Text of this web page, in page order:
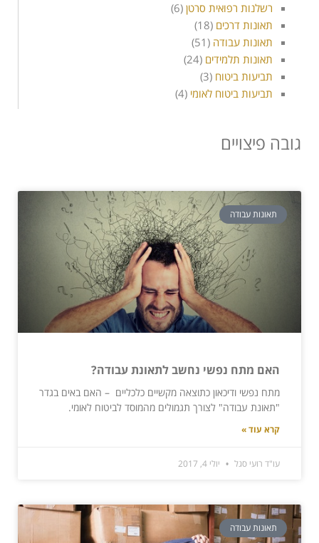
רשלנות רפואית סרטן (6)
תאונות דרכים (18)
תאונות עבודה (51)
תאונות תלמידים (24)
תביעות ביטוח (3)
תביעות ביטוח לאומי (4)
גובה פיצויים
תאונות עבודה
האם מתח נפשי נחשב לתאונת עבודה?
מתח נפשי ודיכאון כתוצאה מקשיים כלכליים – האם באים בגדר
"תאונת עבודה" לצורך תגמולים מהמוסד לביטוח לאומי.
קרא עוד »
עו"ד רועי סגל יולי 4, 2017
תאונות עבודה